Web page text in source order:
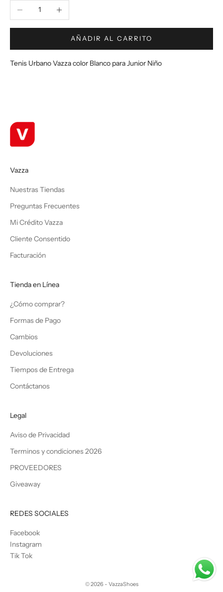
Reducir cantidad
AÑADIR AL CARRITO
Tenis Urbano Vazza color Blanco para Junior Niño
Vazza
Nuestras Tiendas
Preguntas Frecuentes
Mi Crédito Vazza
Cliente Consentido
Facturación
Tienda en Línea
¿Cómo comprar?
Formas de Pago
Cambios
Devoluciones
Tiempos de Entrega
Contáctanos
Legal
Aviso de Privacidad
Terminos y condiciones 2026
PROVEEDORES
Giveaway
REDES SOCIALES
Facebook
Instagram
Tik Tok
© 2026 - VazzaShoes